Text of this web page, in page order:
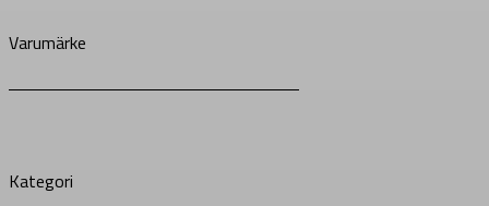
Varumärke
Kategori